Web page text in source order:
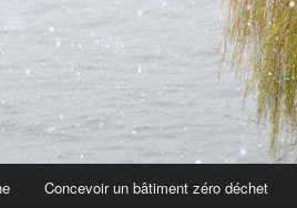
Concevoir un bâtiment zéro déchet